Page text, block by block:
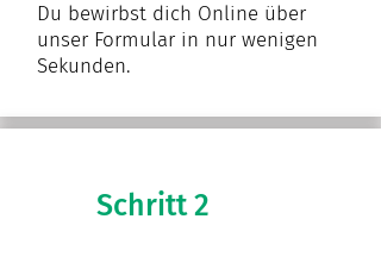
​Du bewirbst dich Online über
unser Formular in nur wenigen
Sekunden.
Schritt 2